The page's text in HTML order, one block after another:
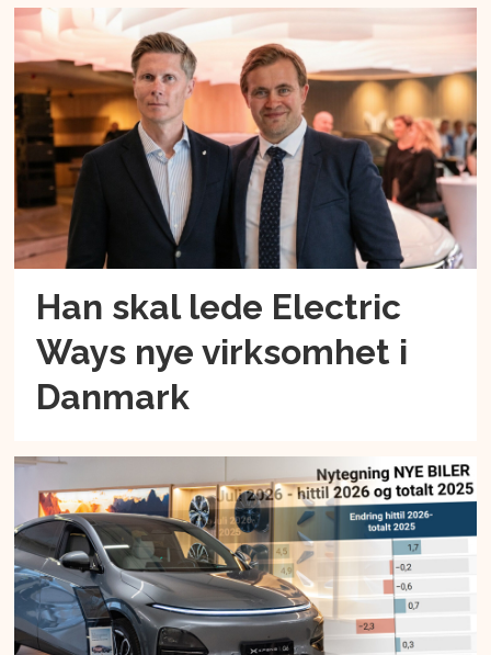
Han skal lede Electric
Ways nye virksomhet i
Danmark